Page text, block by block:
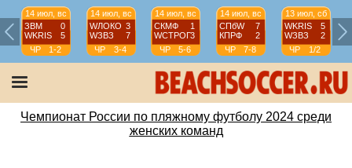
14 июл, вс
ЗВМ
0
WKRIS
5
ЧР
1-2
14 июл, вс
WЛОКО 3
WЗВЗ
7
ЧР
3-4
14 июл, вс
СКМФ
1
WCТРОГ3
ЧР
5-6
14 июл, вс
СПбW
7
КПРФ
2
ЧР
7-8
13 июл, сб
WKRIS
5
WЗВЗ
2
ЧР
1/2
Чемпионат России по пляжному футболу 2024 среди
женских команд